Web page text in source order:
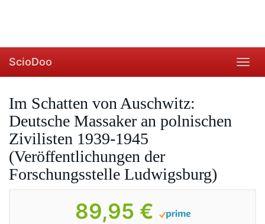
ScioDoo
Im Schatten von Auschwitz:
Deutsche Massaker an polnischen
Zivilisten 1939-1945
(Veröffentlichungen der
Forschungsstelle Ludwigsburg)
89,95 €